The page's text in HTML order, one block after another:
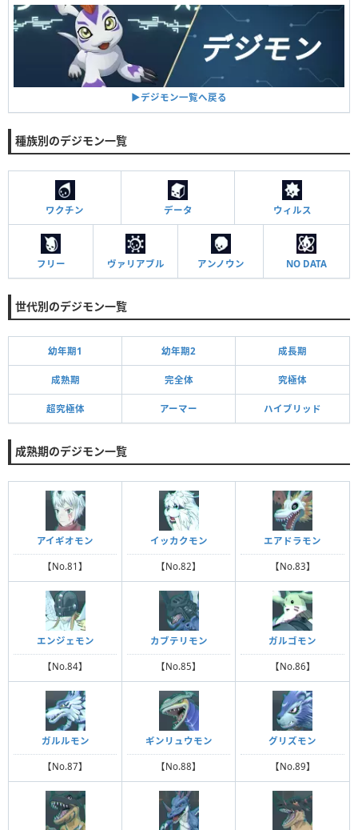
▶︎デジモン一覧へ戻る
種族別のデジモン一覧
ワクチン データ ウィルス
フリー ヴァリアブル アンノウン NO DATA
世代別のデジモン一覧
幼年期1 幼年期2 成長期
成熟期 完全体 究極体
超究極体 アーマー ハイブリッド
成熟期のデジモン一覧
アイギオモン
【No.81】
イッカクモン
【No.82】
エアドラモン
【No.83】
エンジェモン
【No.84】
カブテリモン
【No.85】
ガルゴモン
【No.86】
ガルルモン
【No.87】
ギンリュウモン
【No.88】
グリズモン
【No.89】